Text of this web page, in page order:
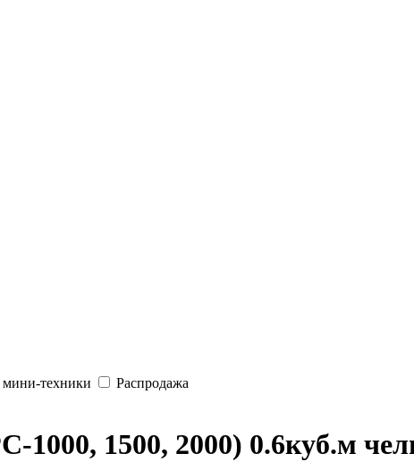
мини-техники Распродажа
1500, 2000) 0.6куб.м